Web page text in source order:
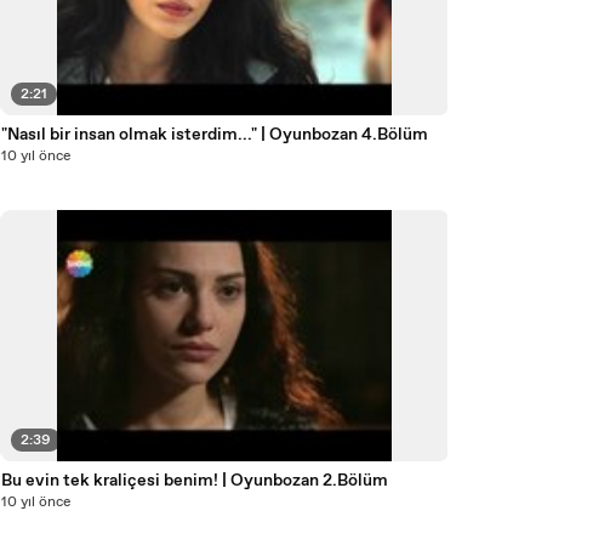
2:21
"Nasıl bir insan olmak isterdim..." | Oyunbozan 4.Bölüm
10 yıl önce
2:39
Bu evin tek kraliçesi benim! | Oyunbozan 2.Bölüm
10 yıl önce